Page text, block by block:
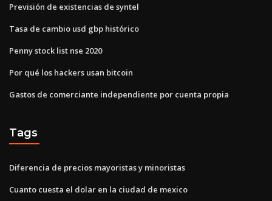
Previsión de existencias de syntel
Tasa de cambio usd gbp histórico
Penny stock list nse 2020
Por qué los hackers usan bitcoin
Gastos de comerciante independiente por cuenta propia
Tags
Diferencia de precios mayoristas y minoristas
Cuanto cuesta el dolar en la ciudad de mexico